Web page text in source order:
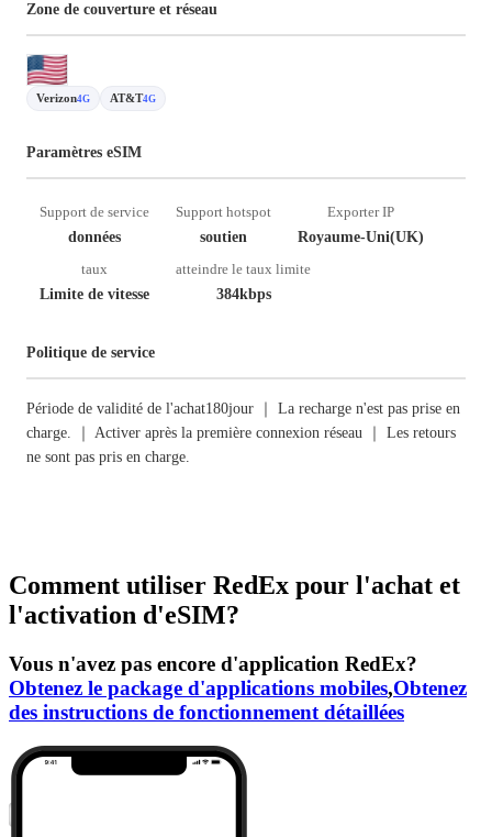
Zone de couverture et réseau
Verizon4G AT&T4G
Paramètres eSIM
Support de service
données
Support hotspot
soutien
Exporter IP
Royaume-Uni(UK)
taux
Limite de vitesse
atteindre le taux limite
384kbps
Politique de service
Période de validité de l'achat180jour ｜ La recharge n'est pas prise en
charge. ｜ Activer après la première connexion réseau ｜ Les retours
ne sont pas pris en charge.
Comment utiliser RedEx pour l'achat et
l'activation d'eSIM?
Vous n'avez pas encore d'application RedEx?
Obtenez le package d'applications mobiles,Obtenez
des instructions de fonctionnement détaillées